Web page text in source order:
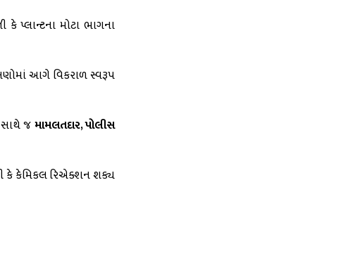
પ્લાન્ટના મોટા ભાગના
આગે વિકરાળ સ્વરૂપ
જમામલતદાર, પોલીસ
કે કેમિકલ રિએક્શન શક્ય